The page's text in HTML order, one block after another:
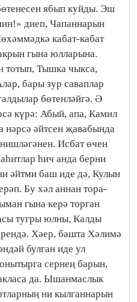
ябып куйды. Эш
диеп, Чапаннарын
кабат-кабат
гына юлларына.
тотып, Тышка чыкса,
бары зур саваплар
бөтенләйгә. Ә
күрә: Абый, апа, Камил
нәрсә әйтсен җавабында
Исбат өчен
һич анда берни
әйтми баш иде дә, Кулын
Бу хәл аннан тора-
гына керә торган
тугры юлны, Калды
Хәер, башта Хәлимә
булган иде ул
сернең барын,
да. Ышанмаслык
ни кылганнарын